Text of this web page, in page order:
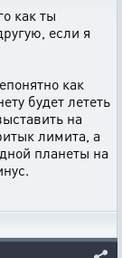
как ты
если я
как
будет лететь
на
лимита, а
планеты на